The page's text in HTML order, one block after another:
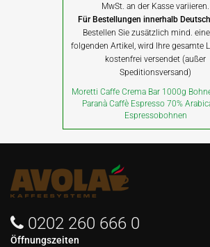
MwSt. an der Kasse variieren.
Für Bestellungen innerhalb
Bestellen Sie zusätzlich mind.
folgenden Artikel, wird Ihre gesamte
kostenfrei versendet (außer
Speditionsversand)
Moretti Caffe Crema Bar 1000g
Paranà Caffè Espresso 70%
Espressobohnen
0202 260 666 0
Öffnungszeiten